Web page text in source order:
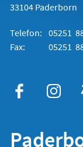
33104 Paderborn
Telefon: 05251
Fax:
05251